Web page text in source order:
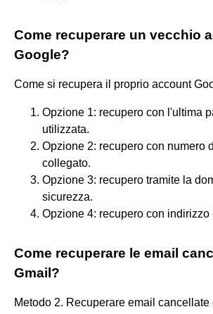
Come recuperare un vecchio
Google?
Come si recupera il proprio account
Opzione 1: recupero con l'ultima
utilizzata.
Opzione 2: recupero con numero
collegato.
Opzione 3: recupero tramite la
sicurezza.
Opzione 4: recupero con indirizzo
Come recuperare le email
Gmail?
Metodo 2. Recuperare email cancellate